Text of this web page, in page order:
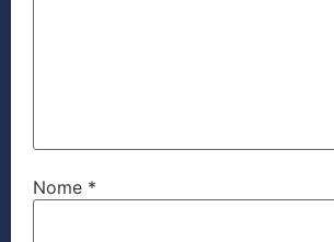
Nome *